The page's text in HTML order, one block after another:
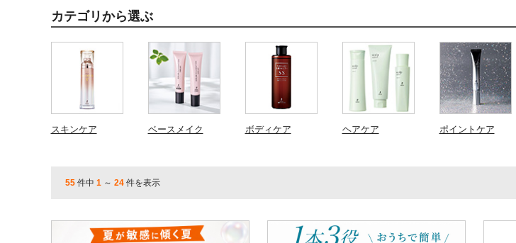
カテゴリから選ぶ
スキンケア ベースメイク ボディケア ヘアケア ポイントケア
55件中 1～ 24件を表示